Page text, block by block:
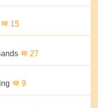
15
27
9